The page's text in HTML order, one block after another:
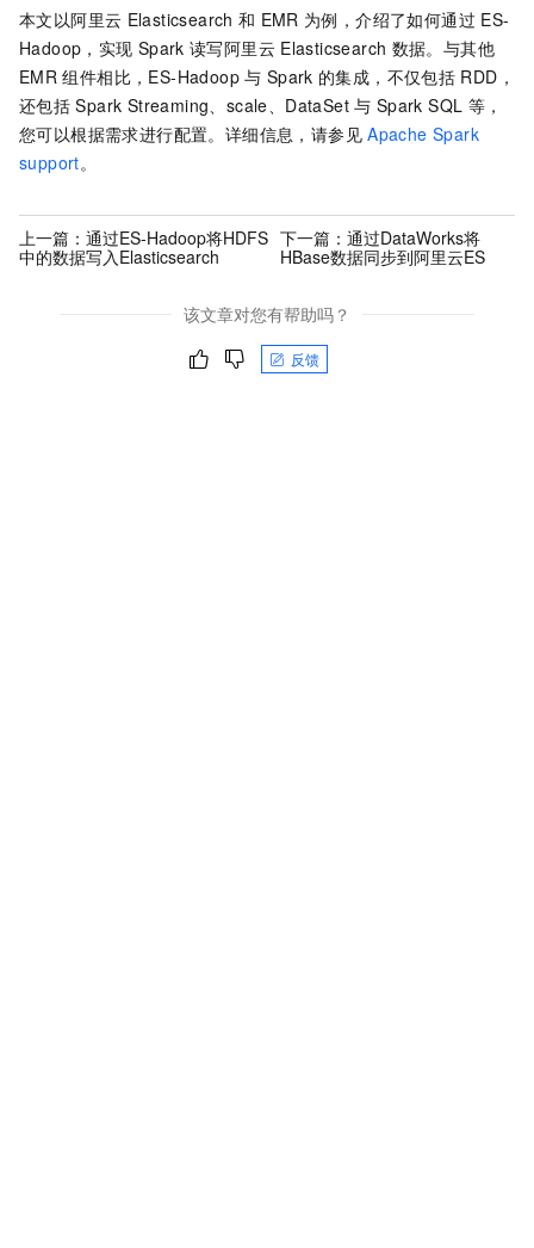
本文以阿里云 Elasticsearch 和 EMR 为例，介绍了如何通过 ES-
Hadoop，实现 Spark 读写阿里云 Elasticsearch 数据。与其他
EMR 组件相比，ES-Hadoop 与 Spark 的集成，不仅包括 RDD，
还包括 Spark Streaming、scale、DataSet 与 Spark SQL 等，
您可以根据需求进行配置。详细信息，请参见 Apache Spark
support。
上一篇： 通过ES-Hadoop将HDFS
中的数据写入Elasticsearch
下一篇： 通过DataWorks将
HBase数据同步到阿里云ES
该文章对您有帮助吗？
反馈